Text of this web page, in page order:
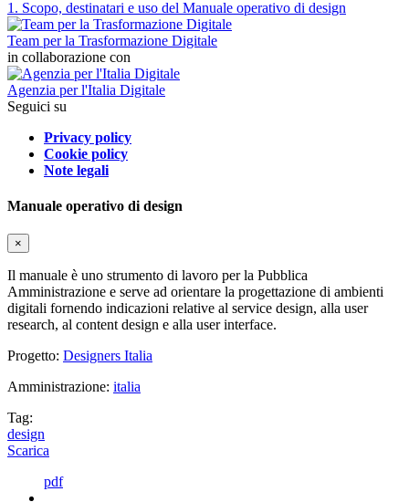
1. Scopo, destinatari e uso del Manuale operativo di design
Team per la Trasformazione Digitale
in collaborazione con
Agenzia per l'Italia Digitale
Seguici su
Privacy policy
Cookie policy
Note legali
Manuale operativo di design
×
Il manuale è uno strumento di lavoro per la Pubblica
Amministrazione e serve ad orientare la progettazione di ambienti
digitali fornendo indicazioni relative al service design, alla user
research, al content design e alla user interface.
Progetto: Designers Italia
Amministrazione: italia
Tag:
design
Scarica
pdf